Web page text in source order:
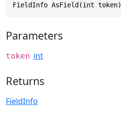
FieldInfo AsField(int token)
Parameters
token int
Returns
FieldInfo